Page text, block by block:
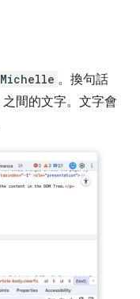
Michelle 。換句話
之間的文字。文字會